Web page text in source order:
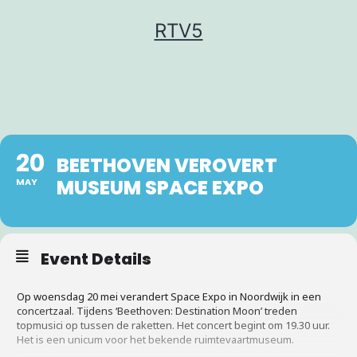
RTV5
20
MAY
BEETHOVEN VEROVERT
MUSEUM SPACE EXPO
Event Details
Op woensdag 20 mei verandert Space Expo in Noordwijk in een
concertzaal. Tijdens ‘Beethoven: Destination Moon’ treden
topmusici op tussen de raketten. Het concert begint om 19.30 uur.
Het is een unicum voor het bekende ruimtevaartmuseum.